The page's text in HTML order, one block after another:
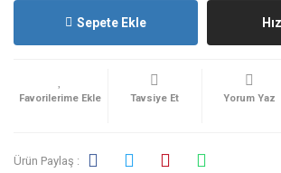
Sepete Ekle
Tavsiye Et Yorum Yaz
Ürün Paylaş :